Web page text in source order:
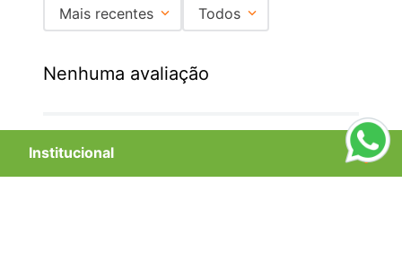
Título
Avalie o produto de 1 a 5 estrelas
★★★★★
Mais recentes Todos
Nenhuma avaliação
Institucional +